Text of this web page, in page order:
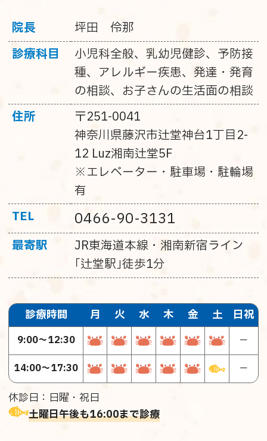
院長
坪田 伶那
診療科目
小児科全般、乳幼児健診、予防接
種、アレルギー疾患、発達・発育
の相談、お子さんの生活面の相談
住所
〒251-0041
神奈川県藤沢市辻堂神台1丁目2-
12 Luz湘南辻堂5F
※エレベーター・駐車場・駐輪場
有
TEL
0466-90-3131
最寄駅
JR東海道本線・湘南新宿ライン
｢辻堂駅｣徒歩1分
診療時間 月 火 水 木 金 土 日祝
9:00～12:30
－
14:00～17:30
－
休診日：日曜・祝日
土曜日午後も16:00まで診療